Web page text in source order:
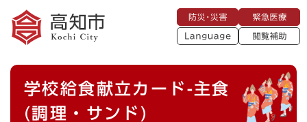
メニューを飛ばして本文へ
災
・
災
急
医
療
L
a
a
g
閲
助
本
学校給食献立カード-主食
(調理・サンド)